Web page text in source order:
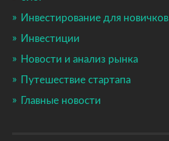
Инвестирование для новичков
Инвестиции
Новости и анализ рынка
Путешествие стартапа
Главные новости